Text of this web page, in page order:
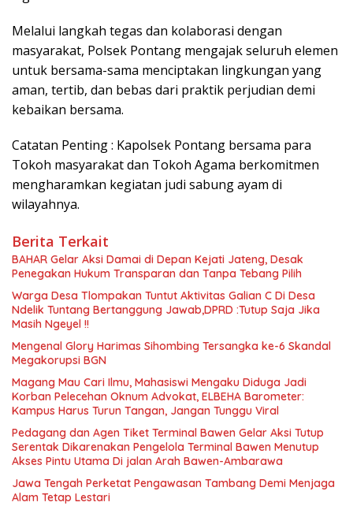
Melalui langkah tegas dan kolaborasi dengan
masyarakat, Polsek Pontang mengajak seluruh elemen
untuk bersama-sama menciptakan lingkungan yang
aman, tertib, dan bebas dari praktik perjudian demi
kebaikan bersama.
Catatan Penting : Kapolsek Pontang bersama para
Tokoh masyarakat dan Tokoh Agama berkomitmen
mengharamkan kegiatan judi sabung ayam di
wilayahnya.
Berita Terkait
BAHAR Gelar Aksi Damai di Depan Kejati Jateng, Desak
Penegakan Hukum Transparan dan Tanpa Tebang Pilih
Warga Desa Tlompakan Tuntut Aktivitas Galian C Di Desa
Ndelik Tuntang Bertanggung Jawab,DPRD :Tutup Saja Jika
Masih Ngeyel !!
Mengenal Glory Harimas Sihombing Tersangka ke-6 Skandal
Megakorupsi BGN
Magang Mau Cari Ilmu, Mahasiswi Mengaku Diduga Jadi
Korban Pelecehan Oknum Advokat, ELBEHA Barometer:
Kampus Harus Turun Tangan, Jangan Tunggu Viral
Pedagang dan Agen Tiket Terminal Bawen Gelar Aksi Tutup
Serentak Dikarenakan Pengelola Terminal Bawen Menutup
Akses Pintu Utama Di jalan Arah Bawen-Ambarawa
Jawa Tengah Perketat Pengawasan Tambang Demi Menjaga
Alam Tetap Lestari